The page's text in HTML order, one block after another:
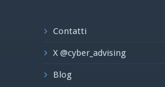
Contatti
X @cyber_advising
Blog